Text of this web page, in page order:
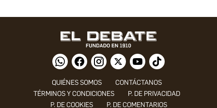
QUIÉNES SOMOS
CONTÁCTANOS
TÉRMINOS Y CONDICIONES
P. DE PRIVACIDAD
P. DE COOKIES
P. DE COMENTARIOS